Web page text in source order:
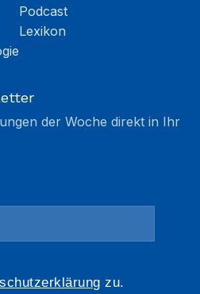
Podcast
Lexikon
der Woche direkt in Ihr